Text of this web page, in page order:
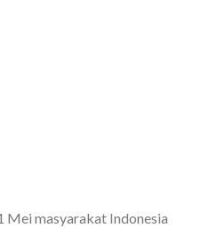
Mei masyarakat Indonesia